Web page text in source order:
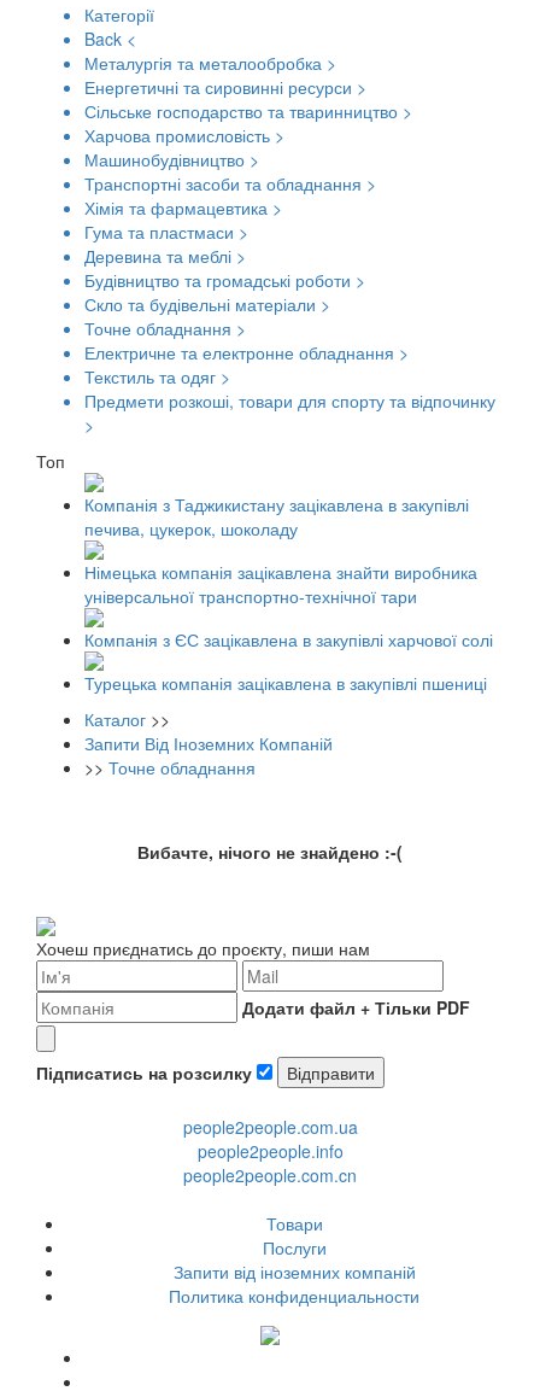
Категорії
Back <
Металургія та металообробка >
Енергетичні та сировинні ресурси >
Сільське господарство та тваринництво >
Харчова промисловість >
Машинобудівництво >
Транспортні засоби та обладнання >
Хімія та фармацевтика >
Гума та пластмаси >
Деревина та меблі >
Будівництво та громадські роботи >
Скло та будівельні матеріали >
Точне обладнання >
Електричне та електронне обладнання >
Текстиль та одяг >
Предмети розкоші, товари для спорту та відпочинку
>
Топ
Компанія з Таджикистану зацікавлена в закупівлі
печива, цукерок, шоколаду
Німецька компанія зацікавлена знайти виробника
універсальної транспортно-технічної тари
Компанія з ЄС зацікавлена в закупівлі харчової солі
Турецька компанія зацікавлена в закупівлі пшениці
Каталог >>
Запити Від Іноземних Компаній
>> Точне обладнання
Вибачте, нічого не знайдено :-(
Хочеш приєднатись до проєкту, пиши нам
Додати файл + Тільки PDF
Підписатись на розсилку
people2people.com.ua
people2people.info
people2people.com.cn
Товари
Послуги
Запити від іноземних компаній
Политика конфиденциальности